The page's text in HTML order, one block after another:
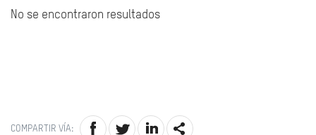
No se encontraron resultados
COMPARTIR VÍA: